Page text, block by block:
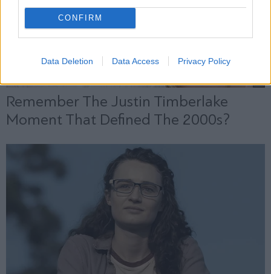
CONFIRM
Data Deletion Data Access Privacy Policy